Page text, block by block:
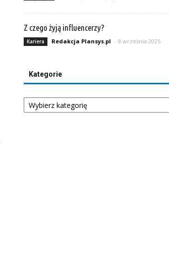
Z czego żyją influencerzy?
Kariera Redakcja Plansys.pl - 8 września 2025
Kategorie
Kategorie